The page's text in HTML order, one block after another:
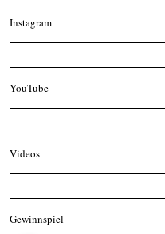
Instagram
YouTube
Videos
Gewinnspiel